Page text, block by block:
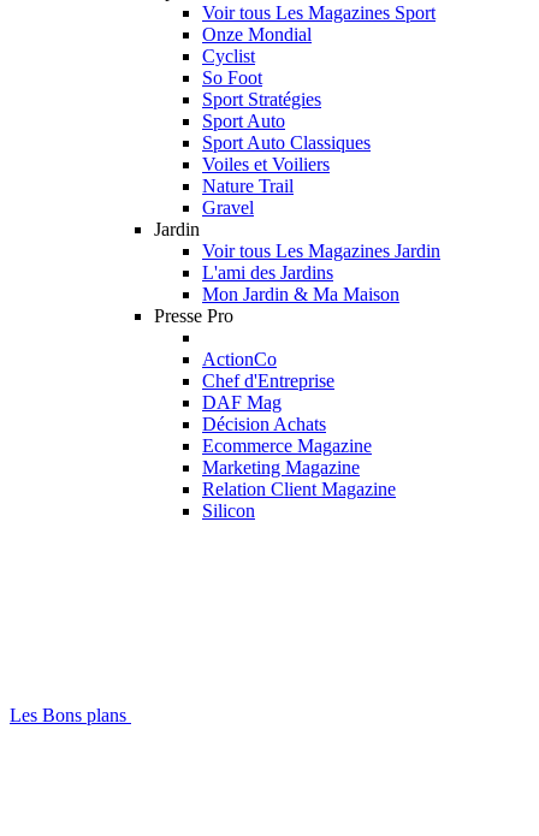
Voir tous Les Magazines Sport
Onze Mondial
Cyclist
So Foot
Sport Stratégies
Sport Auto
Sport Auto Classiques
Voiles et Voiliers
Nature Trail
Gravel
Jardin
Voir tous Les Magazines Jardin
L'ami des Jardins
Mon Jardin & Ma Maison
Presse Pro
ActionCo
Chef d'Entreprise
DAF Mag
Décision Achats
Ecommerce Magazine
Marketing Magazine
Relation Client Magazine
Silicon
Les Bons plans